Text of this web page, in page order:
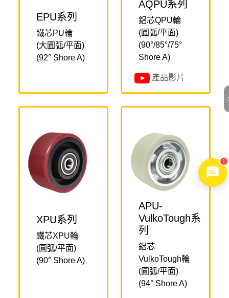
EPU系列
鐵芯PU輪
(大圓弧/平面)
(92° Shore A)
AQPU系列
鋁芯QPU輪
(圓弧/平面)
(90°/85°/75°
Shore A)
產品影片
XPU系列
鐵芯XPU輪
(圓弧/平面)
(90° Shore A)
APU-
VulkoTough系
列
鋁芯
VulkoTough輪
(圓弧/平面)
(94° Shore A)
1